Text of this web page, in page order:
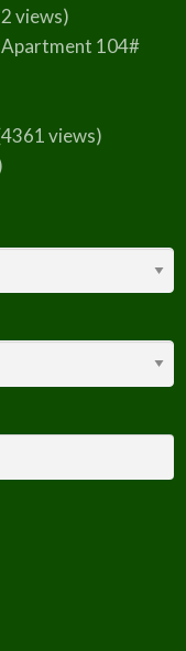
views)
Apartment 104#
views)